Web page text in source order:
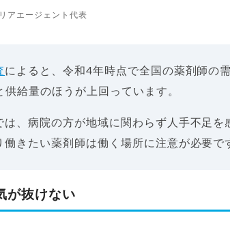
アエージェント代表
によると、令和4年時点で全国の薬剤師の
給量のほうが上回っています。
は、病院の方が地域に関わらず人手不足を
きたい薬剤師は働く場所に注意が必要で
が抜けない